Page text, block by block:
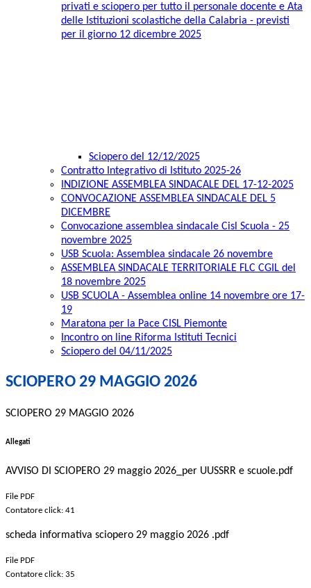
privati e sciopero per tutto il personale docente e Ata
delle Istituzioni scolastiche della Calabria - previsti
per il giorno 12 dicembre 2025
Sciopero del 12/12/2025
Contratto Integrativo di Istituto 2025-26
INDIZIONE ASSEMBLEA SINDACALE DEL 17-12-2025
CONVOCAZIONE ASSEMBLEA SINDACALE DEL 5
DICEMBRE
Convocazione assemblea sindacale Cisl Scuola - 25
novembre 2025
USB Scuola: Assemblea sindacale 26 novembre
ASSEMBLEA SINDACALE TERRITORIALE FLC CGIL del
18 novembre 2025
USB SCUOLA - Assemblea online 14 novembre ore 17-
19
Maratona per la Pace CISL Piemonte
Incontro on line Riforma Istituti Tecnici
Sciopero del 04/11/2025
SCIOPERO 29 MAGGIO 2026
SCIOPERO 29 MAGGIO 2026
Allegati
AVVISO DI SCIOPERO 29 maggio 2026_per UUSSRR e scuole.pdf
File PDF
Contatore click: 41
scheda informativa sciopero 29 maggio 2026 .pdf
File PDF
Contatore click: 35